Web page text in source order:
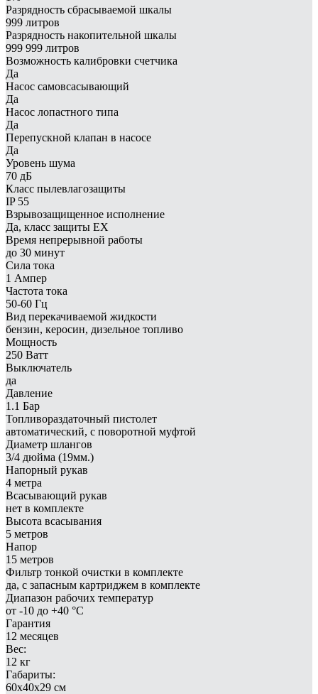
Разрядность сбрасываемой шкалы
999 литров
Разрядность накопительной шкалы
999 999 литров
Возможность калибровки счетчика
Да
Насос самовсасывающий
Да
Насос лопастного типа
Да
Перепускной клапан в насосе
Да
Уровень шума
70 дБ
Класс пылевлагозащиты
IP 55
Взрывозащищенное исполнение
Да, класс защиты EX
Время непрерывной работы
до 30 минут
Сила тока
1 Ампер
Частота тока
50-60 Гц
Вид перекачиваемой жидкости
бензин, керосин, дизельное топливо
Мощность
250 Ватт
Выключатель
да
Давление
1.1 Бар
Топливораздаточный пистолет
автоматический, с поворотной муфтой
Диаметр шлангов
3/4 дюйма (19мм.)
Напорный рукав
4 метра
Всасывающий рукав
нет в комплекте
Высота всасывания
5 метров
Напор
15 метров
Фильтр тонкой очистки в комплекте
да, с запасным картриджем в комплекте
Диапазон рабочих температур
от -10 до +40 °С
Гарантия
12 месяцев
Вес:
12 кг
Габариты:
60x40x29 см